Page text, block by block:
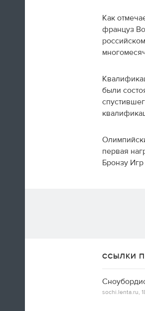
Юлия ЛипницкаяКак
француз
были
первая
Бронзу
ССЫЛКИ
sochi.lenta.ru,